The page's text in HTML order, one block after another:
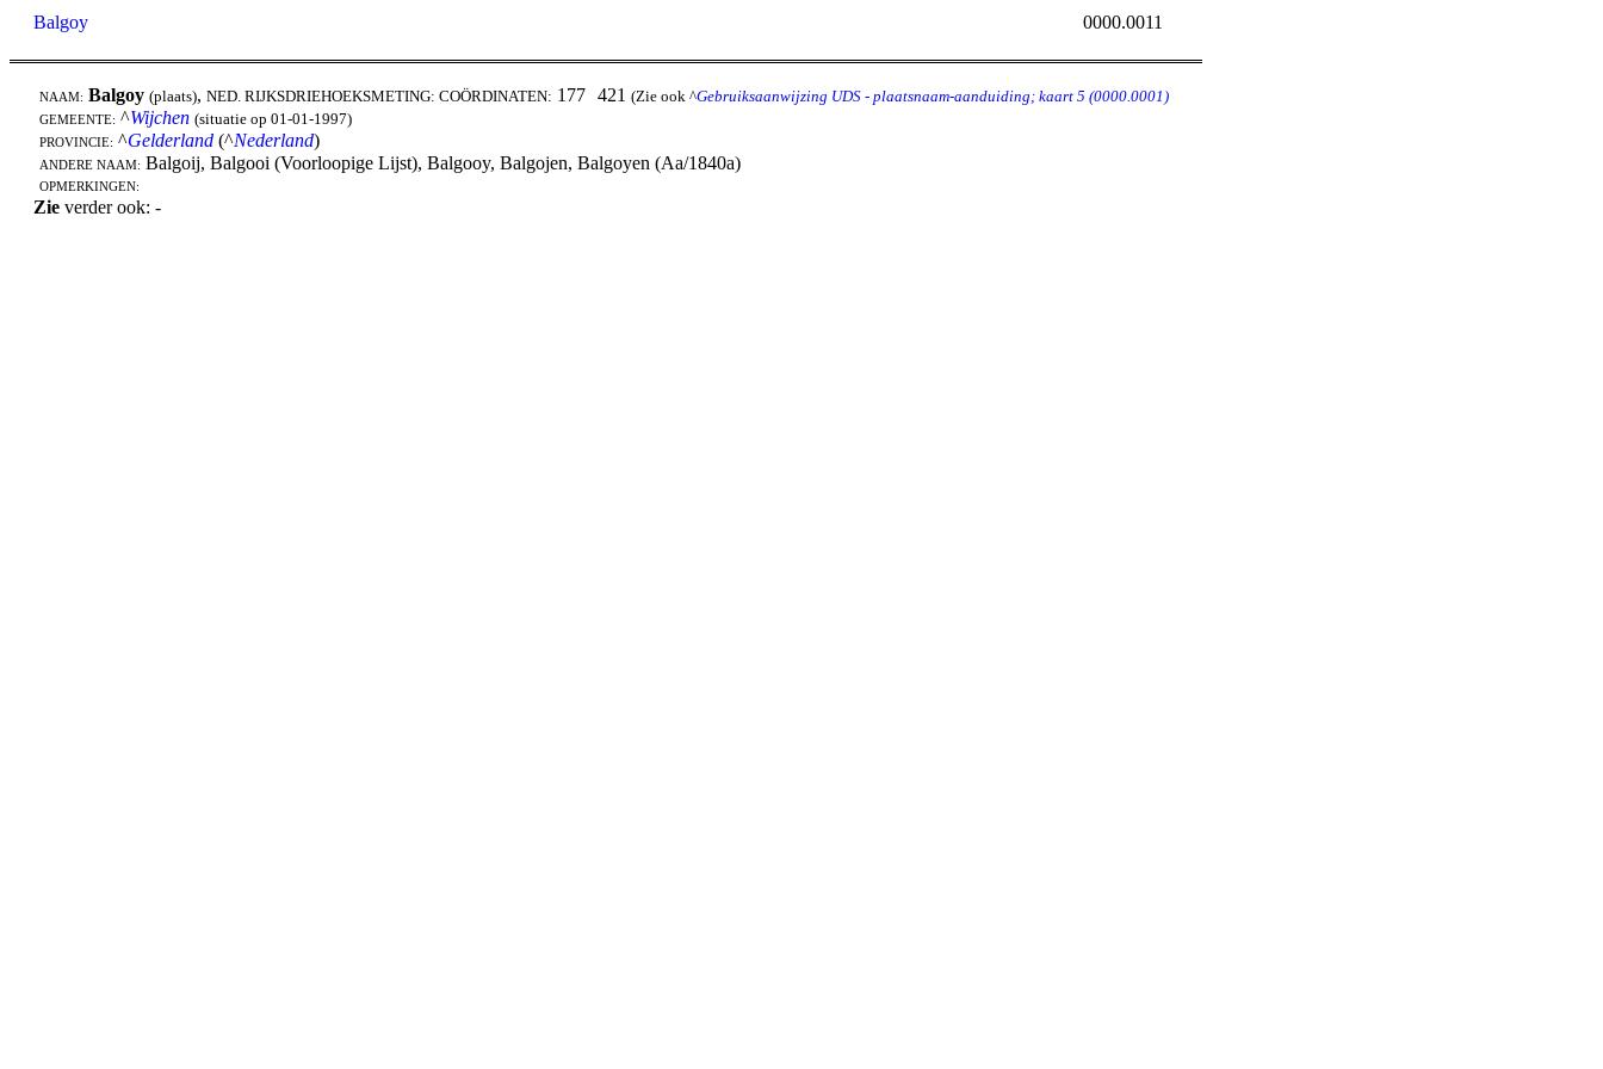
Balgoy 0000.0011
NAAM: Balgoy (plaats), NED. RIJKSDRIEHOEKSMETING: COÖRDINATEN: 177 421 (Zie ook ^Gebruiksaanwijzing UDS - plaatsnaam-aanduiding; kaart 5 (0000.0001)
GEMEENTE: ^Wijchen (situatie op 01-01-1997)
PROVINCIE: ^Gelderland (^Nederland)
ANDERE NAAM: Balgoij, Balgooi (Voorloopige Lijst), Balgooy, Balgojen, Balgoyen (Aa/1840a)
OPMERKINGEN:
Zie verder ook: -